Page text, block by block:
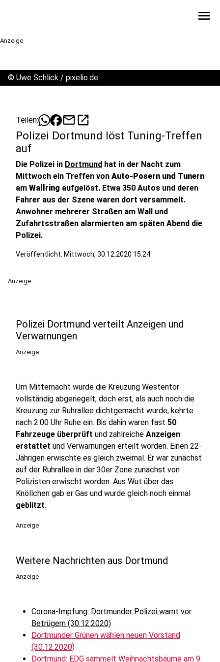
menu
Anzeige
© Uwe Schlick / pixelio.de
Teilen: mailopen_in_new
Polizei Dortmund löst Tuning-Treffen
auf
Die Polizei in Dortmund hat in der Nacht zum
Mittwoch ein Treffen von Auto-Posern und Tunern
am Wallring aufgelöst. Etwa 350 Autos und deren
Fahrer aus der Szene waren dort versammelt.
Anwohner mehrerer Straßen am Wall und
Zufahrtsstraßen alarmierten am späten Abend die
Polizei.
Veröffentlicht: Mittwoch, 30.12.2020 15:24
Anzeige
Polizei Dortmund verteilt Anzeigen und
Verwarnungen
Anzeige
Um Mitternacht wurde die Kreuzung Westentor
vollständig abgeriegelt, doch erst, als auch noch die
Kreuzung zur Ruhrallee dichtgemacht wurde, kehrte
nach 2:00 Uhr Ruhe ein. Bis dahin waren fast 50
Fahrzeuge überprüft und zahlreiche Anzeigen
erstattet und Verwarnungen erteilt worden. Einen 22-
Jährigen erwischte es gleich zweimal. Er war zunächst
auf der Ruhrallee in der 30er Zone zunächst von
Polizisten erwischt worden. Aus Wut über das
Knöllchen gab er Gas und wurde gleich noch einmal
geblitzt.
Anzeige
Weitere Nachrichten aus Dortmund
Anzeige
Corona-Impfung: Dortmunder Polizei warnt vor
Betrügern (30.12.2020)
Dortmunder Grünen wählen neuen Vorstand
(30.12.2020)
Dortmund: EDG sammelt Weihnachtsbäume am 9.